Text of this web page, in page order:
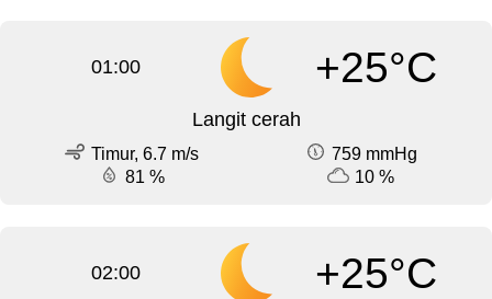
01:00 +25°C
Langit cerah
Timur, 6.7 m/s
759 mmHg
81 %
10 %
02:00 +25°C